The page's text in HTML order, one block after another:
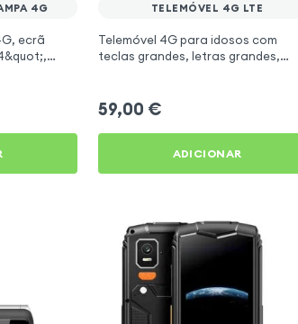
4G
ecrã
- Preto
TELEMÓVEL 4G LTE
Telemóvel 4G para idosos com
teclas grandes, letras grandes,
59,00 €
ADICIONAR